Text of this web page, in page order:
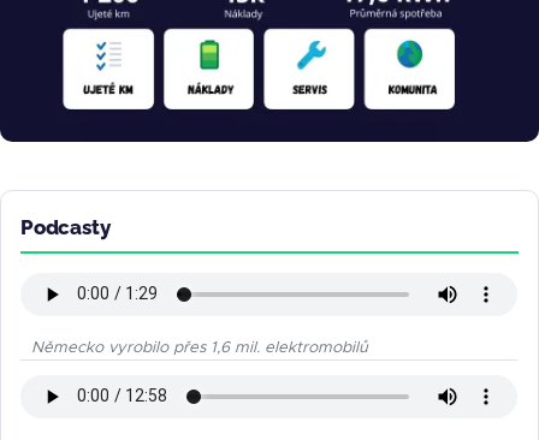
Podcasty
Německo vyrobilo přes 1,6 mil. elektromobilů